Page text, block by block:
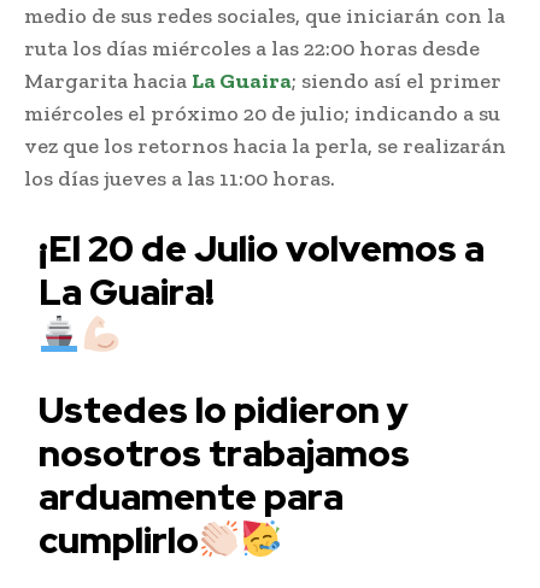
medio de sus redes sociales, que iniciarán con la
ruta los días miércoles a las 22:00 horas desde
Margarita hacia La Guaira; siendo así el primer
miércoles el próximo 20 de julio; indicando a su
vez que los retornos hacia la perla, se realizarán
los días jueves a las 11:00 horas.
¡El 20 de Julio volvemos a
La Guaira!
Ustedes lo pidieron y
nosotros trabajamos
arduamente para
cumplirlo